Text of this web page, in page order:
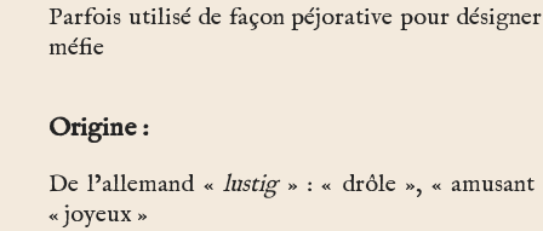
Parfois utilisé de façon péjorative pour
méfie
Origine
De l’allemand «lustig» : « drôle », «
« joyeux »